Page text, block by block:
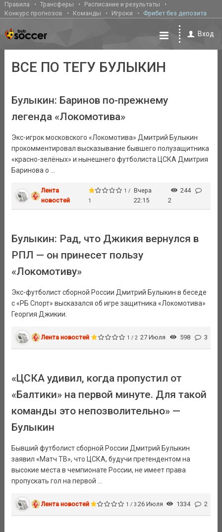
Правила Трансферы
Расписание и результаты
Конкурс прогнозов
Команды Игроки Фрибет без депозита
Вход
ВСЕ ПО ТЕГУ БУЛЫКИН
Булыкин: Баринов по-прежнему
легенда «Локомотива»
Экс-игрок московского «Локомотива» Дмитрий Булыкин
прокомментировал высказывание бывшего полузащитника
«красно-зелёных» и нынешнего футболиста ЦСКА Дмитрия
Баринова о ...
Лента
новостей
1 /
1
Вчера
22:15
244
2
Булыкин: Рад, что Джикия вернулся в
РПЛ — он принесет пользу
«Локомотиву»
Экс-футболист сборной России Дмитрий Булыкин в беседе
с «РБ Спорт» высказался об игре защитника «Локомотива»
Георгия Джикии.
Лента новостей 1 / 2 27 Июля 598 3
«ЦСКА удивил, когда пропустил от
«Балтики» на первой минуте. Для такой
команды это непозволительно» —
Булыкин
Бывший футболист сборной России Дмитрий Булыкин
заявил «Матч ТВ», что ЦСКА, будучи претендентом на
высокие места в чемпионате России, не имеет права
пропускать гол на первой ...
Лента новостей 1 / 3 26 Июля 1334 2